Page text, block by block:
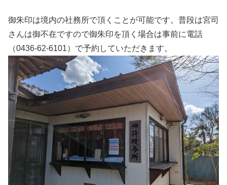
御朱印は境内の社務所で頂くことが可能です。普段は宮司
さんは御不在ですので御朱印を頂く場合は事前に電話
（0436-62-6101）で予約していただきます。